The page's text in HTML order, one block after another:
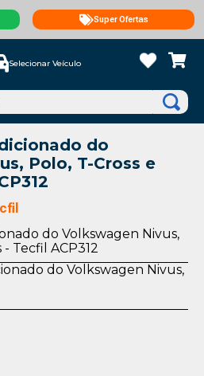
Super Ofertas
Selecionar Veículo
do
Polo, T-Cross e